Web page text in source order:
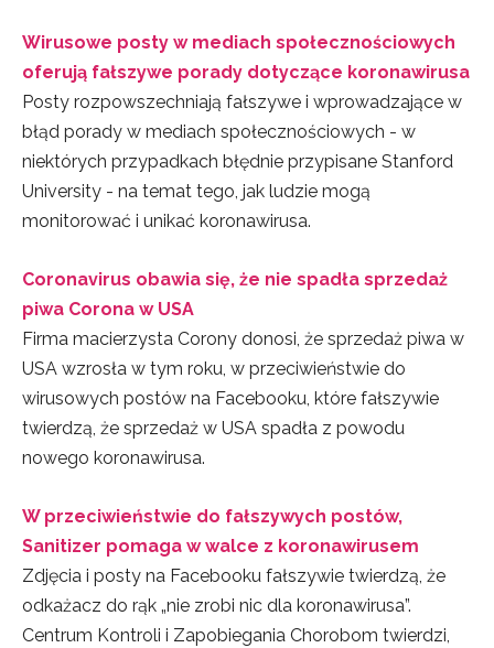
Wirusowe posty w mediach społecznościowych
oferują fałszywe porady dotyczące koronawirusa
Posty rozpowszechniają fałszywe i wprowadzające w
błąd porady w mediach społecznościowych - w
niektórych przypadkach błędnie przypisane Stanford
University - na temat tego, jak ludzie mogą
monitorować i unikać koronawirusa.
Coronavirus obawia się, że nie spadła sprzedaż
piwa Corona w USA
Firma macierzysta Corony donosi, że sprzedaż piwa w
USA wzrosła w tym roku, w przeciwieństwie do
wirusowych postów na Facebooku, które fałszywie
twierdzą, że sprzedaż w USA spadła z powodu
nowego koronawirusa.
W przeciwieństwie do fałszywych postów,
Sanitizer pomaga w walce z koronawirusem
Zdjęcia i posty na Facebooku fałszywie twierdzą, że
odkażacz do rąk „nie zrobi nic dla koronawirusa”.
Centrum Kontroli i Zapobiegania Chorobom twierdzi,